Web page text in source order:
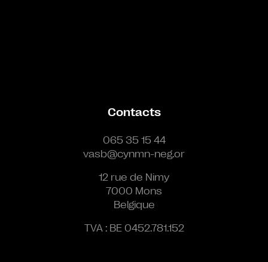
Contacts
065 35 15 44
vasb@cynmn-neg.or
12 rue de Nimy
7000 Mons
Belgique
TVA : BE 0452.781.152